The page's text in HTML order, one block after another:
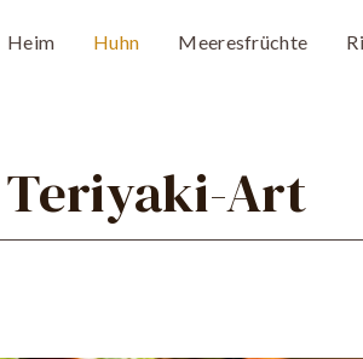
Heim Huhn Meeresfrüchte
Teriyaki-Art